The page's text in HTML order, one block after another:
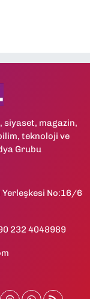
siyaset, magazin,
teknoloji ve
Grubu
Yerleşkesi No:16/6
232 4048989